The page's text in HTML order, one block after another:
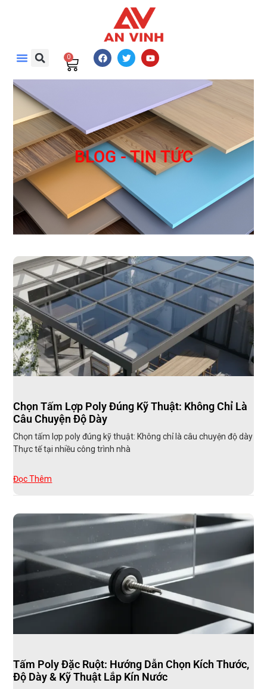
0
BLOG - TIN TỨC
Chọn Tấm Lợp Poly Đúng Kỹ Thuật: Không Chỉ Là
Câu Chuyện Độ Dày
Chọn tấm lợp poly đúng kỹ thuật: Không chỉ là câu chuyện độ dày
Thực tế tại nhiều công trình nhà
Đọc Thêm
Tấm Poly Đặc Ruột: Hướng Dẫn Chọn Kích Thước,
Độ Dày & Kỹ Thuật Lắp Kín Nước